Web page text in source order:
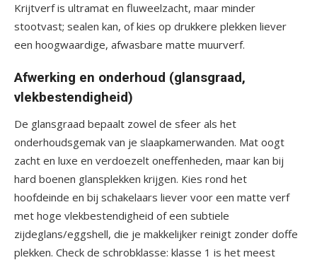
Krijtverf is ultramat en fluweelzacht, maar minder
stootvast; sealen kan, of kies op drukkere plekken liever
een hoogwaardige, afwasbare matte muurverf.
Afwerking en onderhoud (glansgraad,
vlekbestendigheid)
De glansgraad bepaalt zowel de sfeer als het
onderhoudsgemak van je slaapkamerwanden. Mat oogt
zacht en luxe en verdoezelt oneffenheden, maar kan bij
hard boenen glansplekken krijgen. Kies rond het
hoofdeinde en bij schakelaars liever voor een matte verf
met hoge vlekbestendigheid of een subtiele
zijdeglans/eggshell, die je makkelijker reinigt zonder doffe
plekken. Check de schrobklasse: klasse 1 is het meest